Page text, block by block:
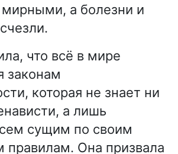
мирными, а болезни и
что всё в мире
законам
которая не знает ни
а лишь
сущим по своим
Она призвала